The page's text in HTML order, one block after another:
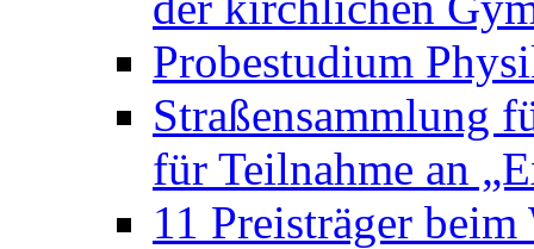
Probestudium
Straßensammlung
für Teilnahme an
11 Preisträger